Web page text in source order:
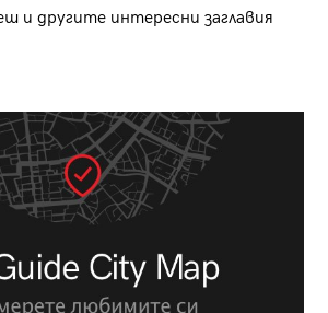
и другите интересни заглавия